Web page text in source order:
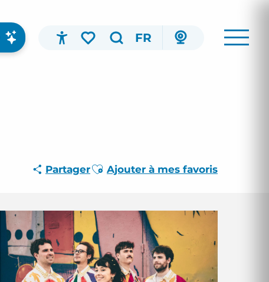
FR
PartagerAjouter aux favoris
Ajouter à mes favoris